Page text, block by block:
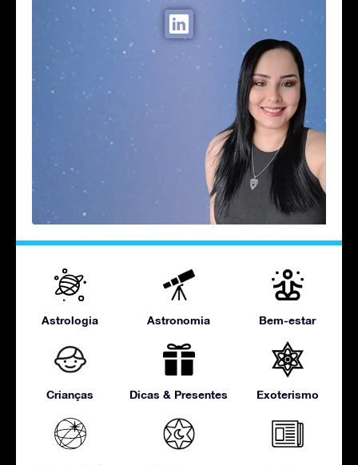
Astrologia Astronomia Bem-estar
Crianças Dicas & Presentes Exoterismo